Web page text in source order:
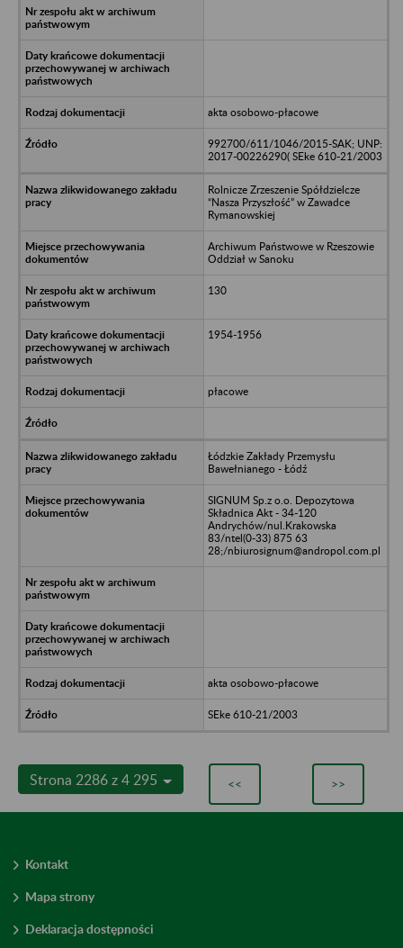
akta osobowo-płacowe
992700/611/1046/2015-SAK; UNP:
2017-00226290( SEke 610-21/2003
Rolnicze Zrzeszenie Spółdzielcze
“Nasza Przyszłość” w Zawadce
Rymanowskiej
Archiwum Państwowe w Rzeszowie
Oddział w Sanoku
130
1954-1956
płacowe
Łódzkie Zakłady Przemysłu
Bawełnianego - Łódź
SIGNUM Sp.z o.o. Depozytowa
Składnica Akt - 34-120
Andrychów/nul.Krakowska
83/ntel(0-33) 875 63
28;/nbiurosignum@andropol.com.pl
akta osobowo-płacowe
SEke 610-21/2003
Strona 2286 z 4 295 << >>
Kontakt
Mapa strony
Deklaracja dostępności